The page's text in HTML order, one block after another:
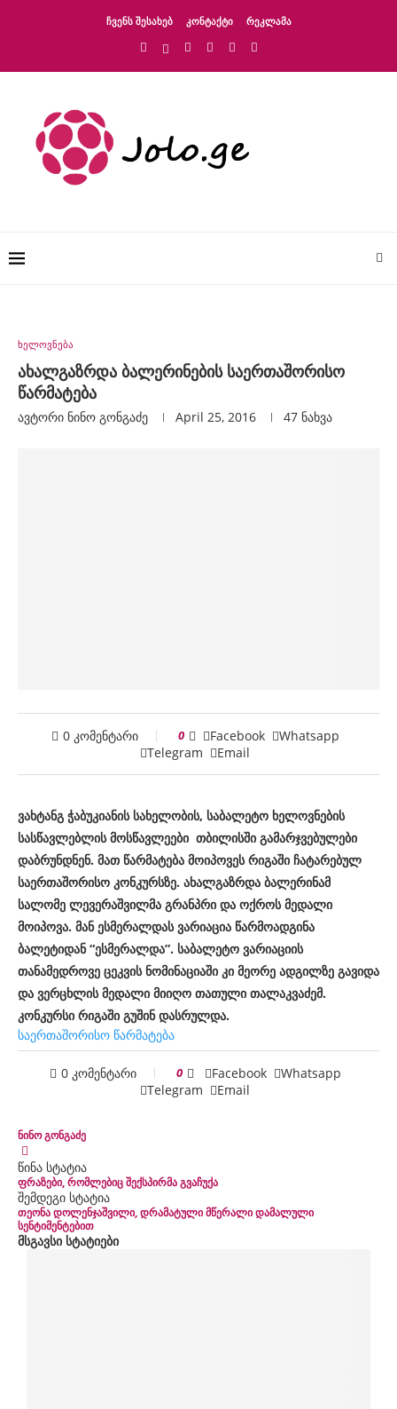
ᲩᲕᲔᲜᲡ ᲨᲔᲡᲐᲮᲔᲑ ᲙᲝᲜᲢᲐᲥᲢᲘ ᲠᲔᲙᲚᲐᲛᲐ
ხელოვნება
ახალგაზრდა ბალერინების საერთაშორისო
წარმატება
ავტორი Ნინო Გონგაძე April 25, 2016 47 ნახვა
0 კომენტარი 0 Facebook
Whatsapp
Telegram
Email
ვახტანგ ჭაბუკიანის სახელობის, საბალეტო ხელოვნების
სასწავლებლის მოსწავლეები თბილისში გამარჯვებულები
დაბრუნდნენ. მათ წარმატება მოიპოვეს რიგაში ჩატარებულ
საერთაშორისო კონკურსზე. ახალგაზრდა ბალერინამ
სალომე ლევერაშვილმა გრანპრი და ოქროს მედალი
მოიპოვა. მან ესმერალდას ვარიაცია წარმოადგინა
ბალეტიდან “ესმერალდა”. საბალეტო ვარიაციის
თანამედროვე ცეკვის ნომინაციაში კი მეორე ადგილზე გავიდა
და ვერცხლის მედალი მიიღო თათული თალაკვაძემ.
კონკურსი რიგაში გუშინ დასრულდა.
საერთაშორისო წარმატება
0 კომენტარი 0 Facebook
Whatsapp
Telegram
Email
ნინო გონგაძე
წინა სტატია
ფრაზები, რომლებიც შექსპირმა გვაჩუქა
შემდეგი სტატია
თეონა დოლენჯაშვილი, დრამატული მწერალი დამალული
სენტიმენტებით
მსგავსი სტატიები